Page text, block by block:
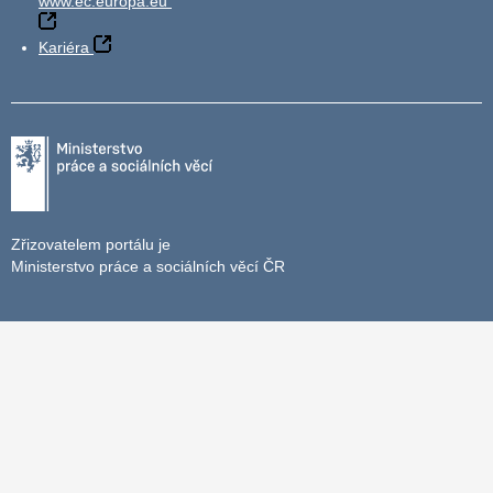
Kariéra
Zřizovatelem portálu je
Ministerstvo práce a sociálních věcí ČR